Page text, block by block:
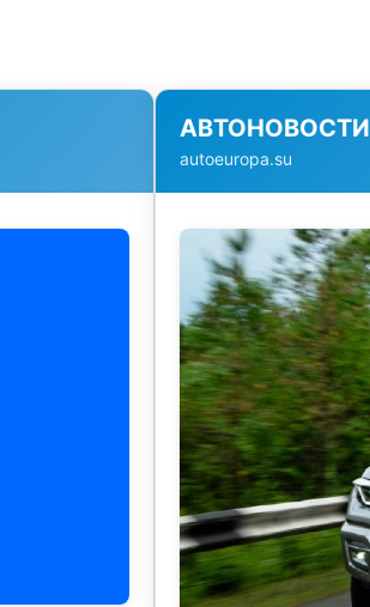
АВТОНОВОСТИ
autoeuropa.su